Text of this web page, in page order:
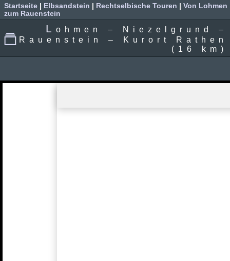
Startseite Elbsandstein Rechtselbische Touren
Von Lohmen
zum Rauenstein
L ohmen – Niezelgrund –
Rauenstein – Kurort Rathen
(16 km)